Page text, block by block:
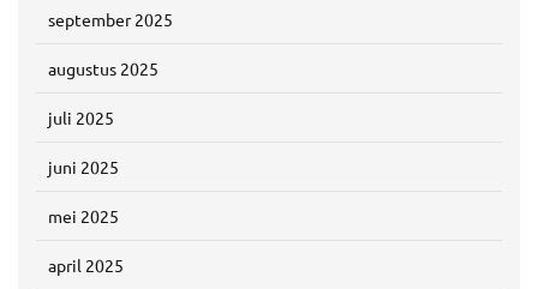
september 2025
augustus 2025
juli 2025
juni 2025
mei 2025
april 2025